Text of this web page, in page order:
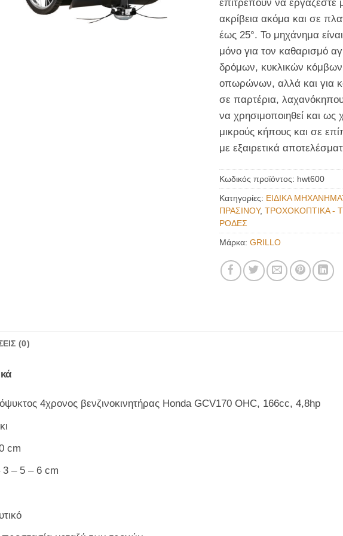
επιτρέπουν να εργάζεστε
ακρίβεια ακόμα και σε
έως 25°. Το μηχάνημα είναι
μόνο για τον καθαρισμό
δρόμων, κυκλικών
οπωρώνων, αλλά και για
σε παρτέρια,
να χρησιμοποιηθεί και ως
μικρούς κήπους και σε
με εξαιρετικά
Κωδικός προϊόντος: hwt600
Κατηγορίες: ΕΙΔΙΚΑ
ΠΡΑΣΙΝΟΥ, ΤΡΟΧΟΚΟΠΤΙΚΑ -
ΡΟΔΕΣ
Μάρκα: GRILLO
(0)
4χρονος βενζινοκινητήρας Honda GCV170 OHC, 166cc, 4,8hp
cm
3 – 5 – 6 cm